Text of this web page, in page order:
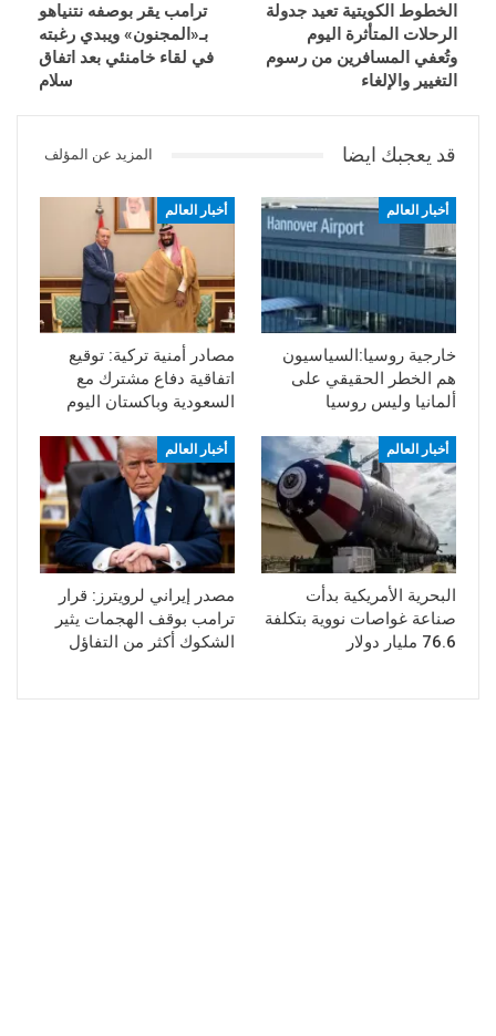
الخطوط الكويتية تعيد جدولة
الرحلات المتأثرة اليوم
وتُعفي المسافرين من رسوم
التغيير والإلغاء
ترامب يقر بوصفه نتنياهو
بـ«المجنون» ويبدي رغبته
في لقاء خامنئي بعد اتفاق
سلام
قد يعجبك ايضا المزيد عن المؤلف
أخبار العالم
خارجية روسيا:السياسيون
هم الخطر الحقيقي على
ألمانيا وليس روسيا
أخبار العالم
مصادر أمنية تركية: توقيع
اتفاقية دفاع مشترك مع
السعودية وباكستان اليوم
أخبار العالم
البحرية الأمريكية بدأت
صناعة غواصات نووية بتكلفة
76.6 مليار دولار
أخبار العالم
مصدر إيراني لرويترز: قرار
ترامب بوقف الهجمات يثير
الشكوك أكثر من التفاؤل